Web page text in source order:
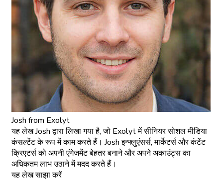
Josh from Exolyt
यह लेख Josh द्वारा लिखा गया है, जो Exolyt में सीनियर सोशल मीडिया
कंसल्टेंट के रूप में काम करते हैं। Josh इन्फ्लुएंसर्स, मार्केटर्स और कंटेंट
क्रिएटर्स को अपनी एंगेजमेंट बेहतर बनाने और अपने अकाउंट्स का
अधिकतम लाभ उठाने में मदद करते हैं।
यह लेख साझा करें